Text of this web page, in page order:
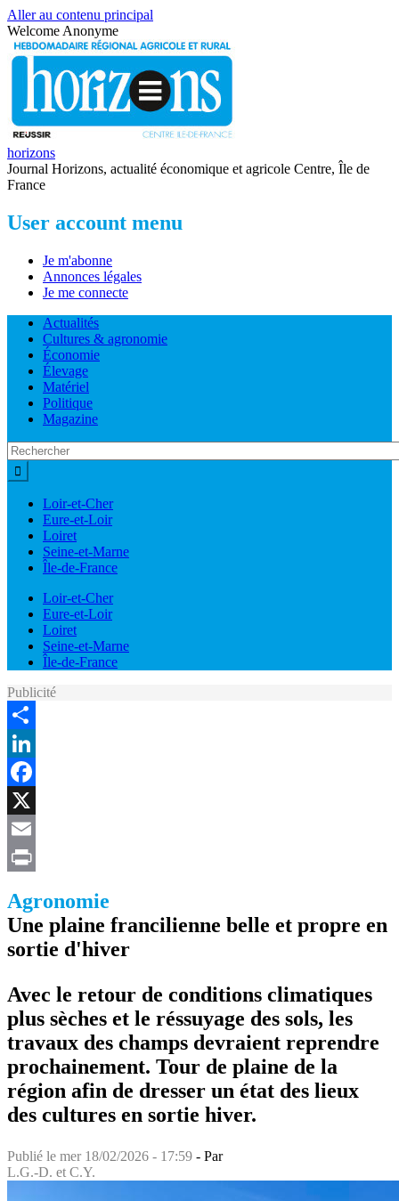
Aller au contenu principal
Welcome Anonyme
horizons
Journal Horizons, actualité économique et agricole Centre, Île de
France
User account menu
Je m'abonne
Annonces légales
Je me connecte
Actualités
Cultures & agronomie
Économie
Élevage
Matériel
Politique
Magazine
Loir-et-Cher
Eure-et-Loir
Loiret
Seine-et-Marne
Île-de-France
Loir-et-Cher
Eure-et-Loir
Loiret
Seine-et-Marne
Île-de-France
Publicité
Share
LinkedIn
Facebook
X
Email
Agronomie
Une plaine francilienne belle et propre en
sortie d'hiver
Avec le retour de conditions climatiques
plus sèches et le réssuyage des sols, les
travaux des champs devraient reprendre
prochainement. Tour de plaine de la
région afin de dresser un état des lieux
des cultures en sortie hiver.
Publié le mer 18/02/2026 - 17:59 - Par
L.G.-D. et C.Y.